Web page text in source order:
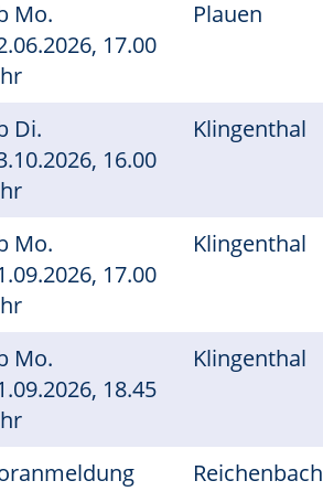
Mo.
17.00
Plauen
Di.
16.00
Klingenthal
Mo.
17.00
Klingenthal
Mo.
18.45
Klingenthal
Reichenbach